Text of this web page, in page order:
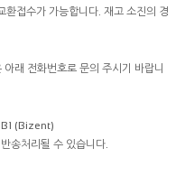
환접수가 가능합니다. 재고 소진의 경
래 전화번호로 문의 주시기 바랍니
B1 (Bizent)
송처리될 수 있습니다.